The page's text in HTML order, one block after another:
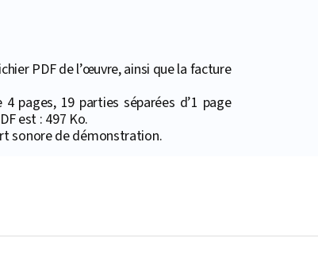
PDF de l’œuvre, ainsi que la facture
pages, 19 parties séparées d’1 page
est : 497 Ko.
sonore de démonstration.